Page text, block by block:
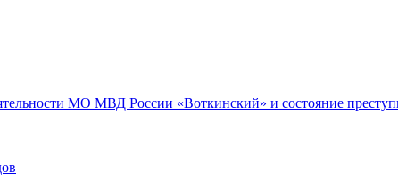
МО МВД России «Воткинский» и состояние